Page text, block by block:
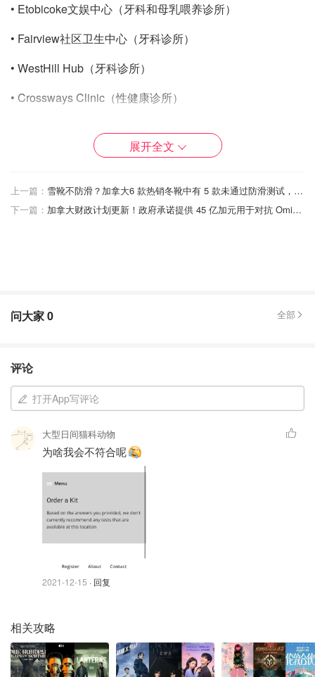
• Etobicoke文娱中心（牙科和母乳喂养诊所）
• Fairview社区卫生中心（牙科诊所）
• WestHill Hub（牙科诊所）
• Crossways Clinic（性健康诊所）
• L.A.M.P. 社区中心（牙科诊所）
• Rexdale C.H.C. – Rexdale社区中心（牙科诊所）
•Rexdale社区健康中心（牙科诊所）
• Unison 健康和社区服务 – Lawrence Heights社区中心
（牙科诊所）
社区中心和购物中心
• Cloverdale购物中心
• 东约克文娱中心
• 怡陶碧谷文娱中心
• 北约克市政中心
• 410 Progress Avenue，D3单元（靠近士嘉堡市中心）
• 士嘉堡文娱中心
COVID-19 疫苗
从 10 月 31 日开始，所有多伦多人将有资格在固定地点的
疫苗接种诊所、药房或初级卫生保健提供者处同时接种更新
展开全文
上一篇：
雪靴不防滑？加拿大6 款热销冬靴中有 5 款未通过防滑测试，全是智商税！
下一篇：
加拿大财政计划更新！政府承诺提供 45 亿加元用于对抗 Omicron！这些关系到小企业、学生和领疫情补助人群的变更，你要知道！
问大家0 全部
评论
打开App写评论
大型日间猫科动物
为啥我会不符合呢
2021-12-15 · 回复
相关攻略